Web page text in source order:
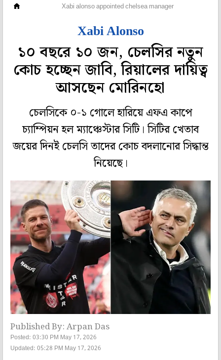
Xabi alonso appointed chelsea manager
Xabi Alonso
১০ বছরে ১০ জন, চেলসির নতুন
কোচ হচ্ছেন জাবি, রিয়ালের দায়িত্ব
আসছেন মোরিনহো
চেলসিকে ০-১ গোলে হারিয়ে এফএ কাপে
চ্যাম্পিয়ন হল ম্যাঞ্চেস্টার সিটি। সিটির খেতাব
জয়ের দিনই চেলসি তাদের কোচ বদলানোর সিদ্ধান্ত
নিয়েছে।
Published By: Arpan Das
Posted: 03:30 PM May 17, 2026
Updated: 05:28 PM May 17, 2026